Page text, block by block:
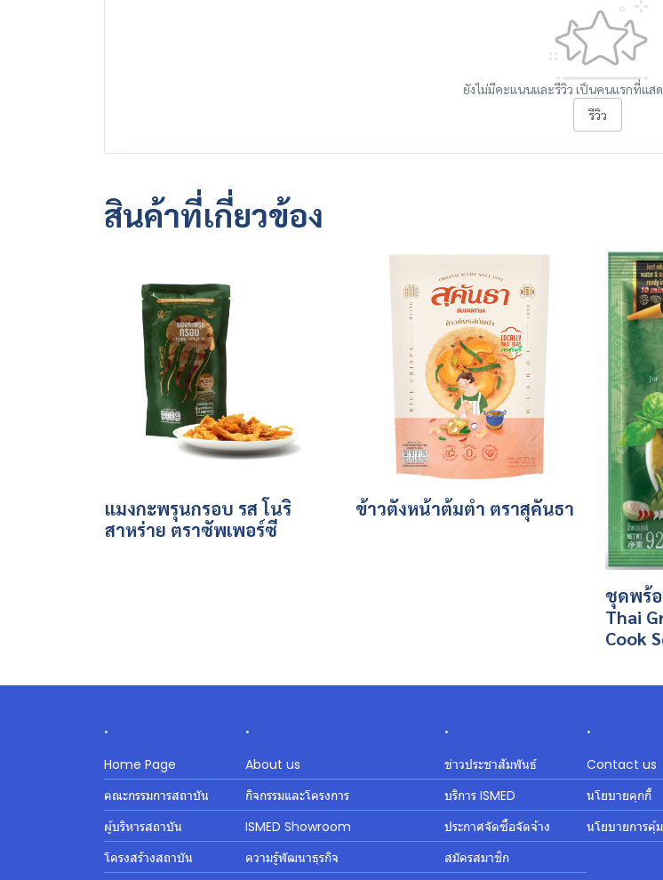
ยังไม่มีคะแนนและรีวิว เป็นคนแรกที่แส
รีวิว
สินค้าที่เกี่ยวข้อง
แมงกะพรุนกรอบ รส โนริ
สาหร่าย ตราซัพเพอร์ซี
ข้าวตังหน้าต้มตำ ตราสุคันธา
ชุดพร้อ
Thai
Cook
.
Home Page
คณะกรรมการสถาบัน
ผู้บริหารสถาบัน
โครงสร้างสถาบัน
.
About us
กิจกรรมและโครงการ
ISMED Showroom
ความรู้พัฒนาธุรกิจ
.
ข่าวประชาสัมพันธ์
บริการ ISMED
ประกาศจัดซื้อจัดจ้าง
สมัครสมาชิก
.
Contact us
นโยบายคุกกี้
นโยบายการคุ้